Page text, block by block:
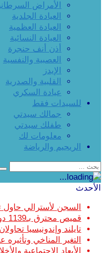
الأمراض
العيادة الجلدية
العيادة العظمية
العيادة النسائية
أذن أنف حنجرة
العصبية والنفسية
الإيدز
القلبية والصدرية
عيادة السكري
للسيدات فقط
جمالك سيدتي
طفلك سيدتي
معلومات لك
الريجيم والرياضة
الأحدث
السجن لأسترالي
قميص محترق بـ1139 دولارا.. هل تفقد الموضة عقلها؟
تايلند وإندونيسيا
التغير المناخي
الأبعاد الاجتماعية